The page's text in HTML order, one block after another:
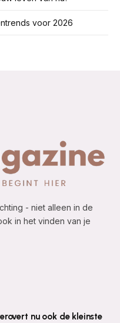
voor 2026
- niet alleen in de
in het vinden van je
nu ook de kleinste